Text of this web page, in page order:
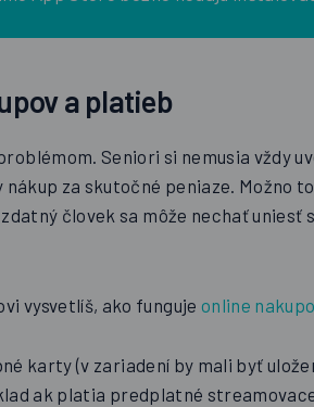
a platieb
Seniori si nemusia vždy
nákup za skutočné peniaze. Možno
človek sa môže nechať uniesť
vysvetlíš, ako funguje online
karty (v zariadení by mali byť
ak platia predplatné